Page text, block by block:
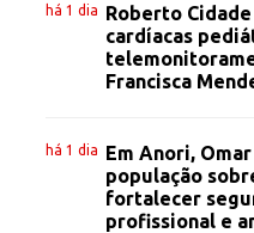
há 1 dia
Roberto
cardíacas
Francisca
há 1 dia
Em Anori,
população
fortalecer
profissional e